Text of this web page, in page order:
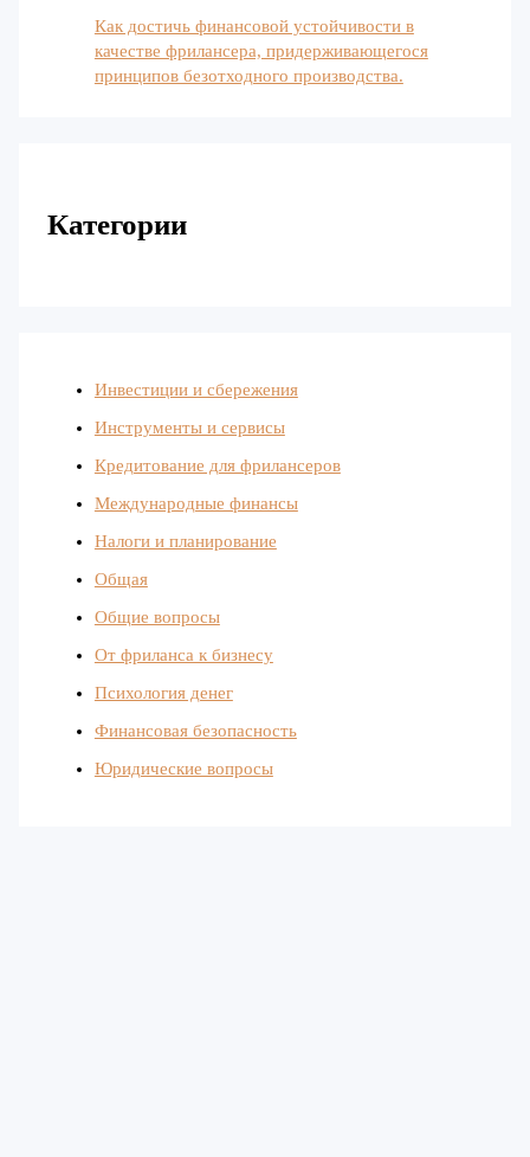
Как достичь финансовой устойчивости в
качестве фрилансера, придерживающегося
принципов безотходного производства.
Категории
Инвестиции и сбережения
Инструменты и сервисы
Кредитование для фрилансеров
Международные финансы
Налоги и планирование
Общая
Общие вопросы
От фриланса к бизнесу
Психология денег
Финансовая безопасность
Юридические вопросы